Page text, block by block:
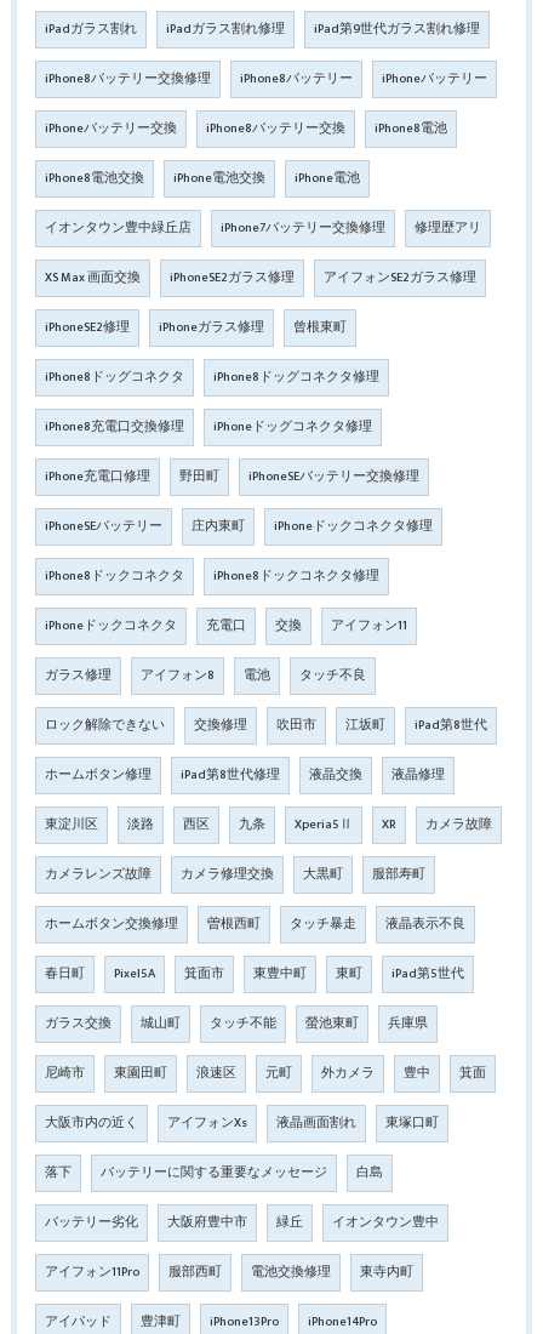
iPadガラス割れ iPadガラス割れ修理 iPad第9世代ガラス割れ修理
iPhone8バッテリー交換修理 iPhone8バッテリー iPhoneバッテリー
iPhoneバッテリー交換 iPhone8バッテリー交換 iPhone8電池
iPhone8電池交換 iPhone電池交換 iPhone電池
イオンタウン豊中緑丘店 iPhone7バッテリー交換修理 修理歴アリ
XS Max 画面交換 iPhoneSE2ガラス修理 アイフォンSE2ガラス修理
iPhoneSE2修理 iPhoneガラス修理 曾根東町
iPhone8ドッグコネクタ iPhone8ドッグコネクタ修理
iPhone8充電口交換修理 iPhoneドッグコネクタ修理
iPhone充電口修理 野田町 iPhoneSEバッテリー交換修理
iPhoneSEバッテリー 庄内東町 iPhoneドックコネクタ修理
iPhone8ドックコネクタ iPhone8ドックコネクタ修理
iPhoneドックコネクタ 充電口 交換 アイフォン11
ガラス修理 アイフォン8 電池 タッチ不良
ロック解除できない 交換修理 吹田市 江坂町 iPad第8世代
ホームボタン修理 iPad第8世代修理 液晶交換 液晶修理
東淀川区 淡路 西区 九条 Xperia5Ⅱ XR カメラ故障
カメラレンズ故障 カメラ修理交換 大黒町 服部寿町
ホームボタン交換修理 曽根西町 タッチ暴走 液晶表示不良
春日町 Pixel5A 箕面市 東豊中町 東町 iPad第5世代
ガラス交換 城山町 タッチ不能 螢池東町 兵庫県
尼崎市 東園田町 浪速区 元町 外カメラ 豊中 箕面
大阪市内の近く アイフォンXs 液晶画面割れ 東塚口町
落下 バッテリーに関する重要なメッセージ 白島
バッテリー劣化 大阪府豊中市 緑丘 イオンタウン豊中
アイフォン11Pro 服部西町 電池交換修理 東寺内町
アイパッド 豊津町 iPhone13Pro iPhone14Pro